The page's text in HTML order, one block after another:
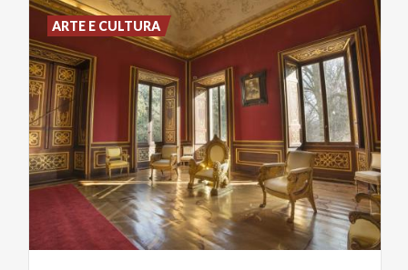
ARTE E CULTURA